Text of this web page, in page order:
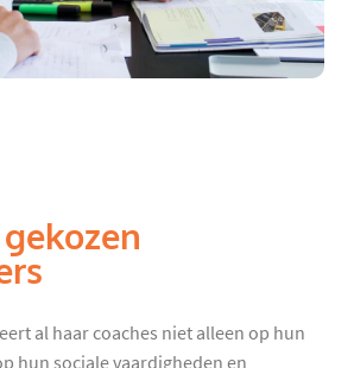
al haar coaches niet alleen op hun